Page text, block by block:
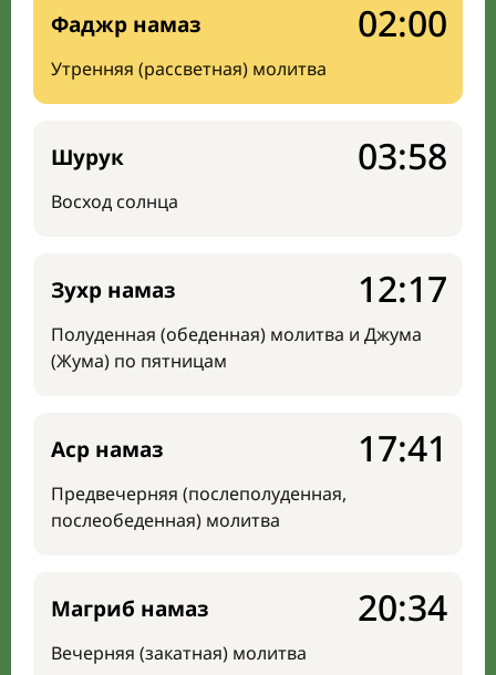
Фаджр намаз
Утренняя (рассветная) молитва
02:00
Шурук
Восход солнца
03:58
Зухр намаз
Полуденная (обеденная) молитва и Джума
(Жума) по пятницам
12:17
Аср намаз
Предвечерняя (послеполуденная,
послеобеденная) молитва
17:41
Магриб намаз
Вечерняя (закатная) молитва
20:34